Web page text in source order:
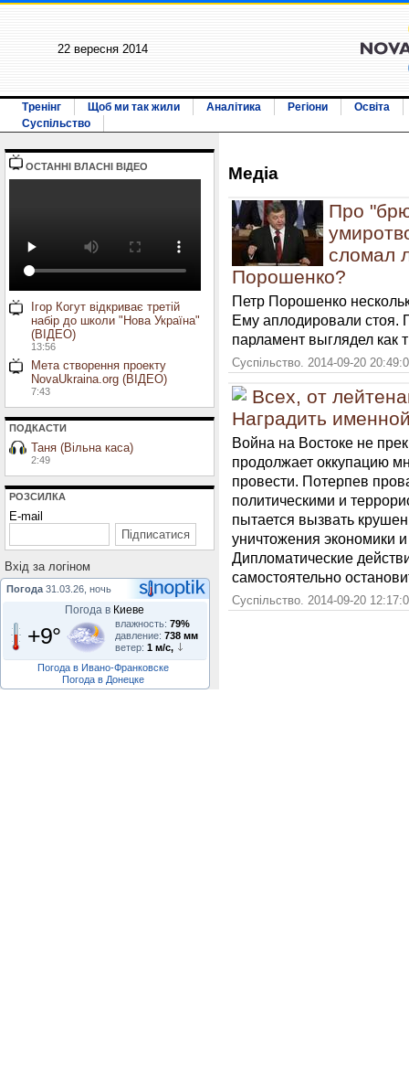
22 вересня 2014
Тренінг Щоб ми так жили Аналітика Регіони
Освіта
Суспільство
ОСТАННI ВЛАСНI ВIДЕО
Ігор Когут відкриває третій
набір до школи "Нова Україна"
(ВІДЕО)
13:56
Мета створення проекту
NovaUkraina.org (ВІДЕО)
7:43
ПОДКАСТИ
Таня (Вільна каса)
2:49
РОЗСИЛКА
E-mail
Вхiд за логiном
Погода 31.03.26, ночь
Погода в Киеве
+9° влажность: 79%
давление: 738 мм
ветер: 1 м/с,
Погода в Ивано-Франковске
Погода в Донецке
Медiа
Про
сломал
Порошенко?
Петр Порошенко
Ему аплодировали стоя.
парламент выглядел как
Суспільство. 2014-09-20
Всех, от
Наградить
Война на Востоке не
продолжает оккупацию
провести. Потерпев
политическими и
пытается вызвать
уничтожения экономики
Дипломатические
самостоятельно
Суспільство. 2014-09-20